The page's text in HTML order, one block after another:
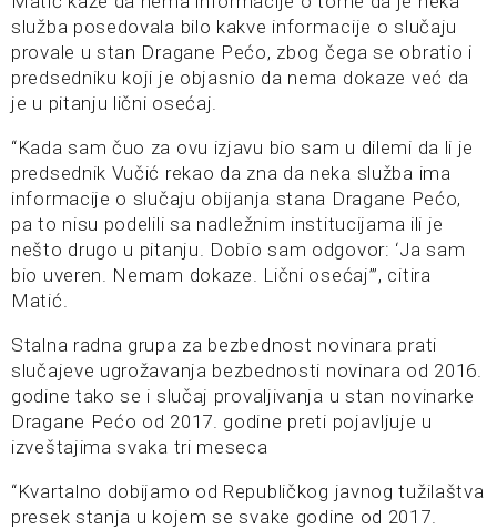
služba posedovala bilo kakve informacije o slučaju
provale u stan Dragane Pećo, zbog čega se obratio i
predsedniku koji je objasnio da nema dokaze već da
je u pitanju lični osećaj.
“Kada sam čuo za ovu izjavu bio sam u dilemi da li je
predsednik Vučić rekao da zna da neka služba ima
informacije o slučaju obijanja stana Dragane Pećo,
pa to nisu podelili sa nadležnim institucijama ili je
nešto drugo u pitanju. Dobio sam odgovor: ‘Ja sam
bio uveren. Nemam dokaze. Lični osećaj’”, citira
Matić.
Stalna radna grupa za bezbednost novinara prati
slučajeve ugrožavanja bezbednosti novinara od 2016.
godine tako se i slučaj provaljivanja u stan novinarke
Dragane Pećo od 2017. godine preti pojavljuje u
izveštajima svaka tri meseca
“Kvartalno dobijamo od Republičkog javnog tužilaštva
presek stanja u kojem se svake godine od 2017.